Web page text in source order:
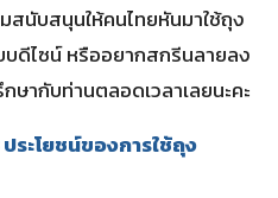
นับสนุนให้คนไทยหันมาใช้ถุง
ดีไซน์ หรืออยากสกรีนลายลง
ษากับท่านตลอดเวลาเลยนะคะ
ประโยชน์ของการใช้ถุง